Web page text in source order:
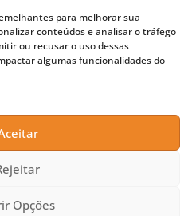
para melhorar sua
conteúdos e analisar o tráfego
ou recusar o uso dessas
algumas funcionalidades do
Opções
22% até o próximo ano,
de
moeda 100x?
de Pre-Sales para investir
agora